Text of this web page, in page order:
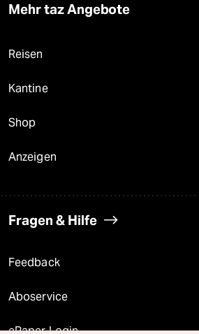
Mehr taz Angebote
Reisen
Kantine
Shop
Anzeigen
Fragen & Hilfe
Feedback
Aboservice
ePaper Login